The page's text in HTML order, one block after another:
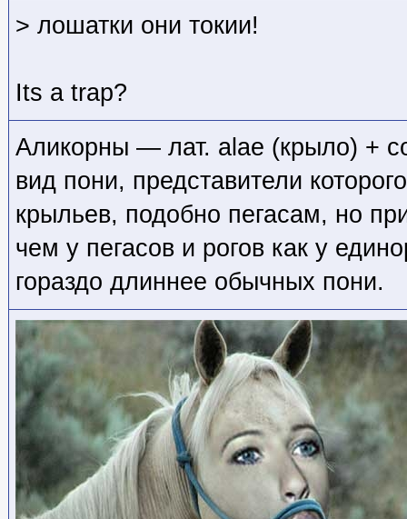
> лошатки они токии!
Its a trap?
Аликорны — лат. alae (крыло) +
вид пони, представители
крыльев, подобно пегасам, но
чем у пегасов и рогов как у
гораздо длиннее обычных пони.